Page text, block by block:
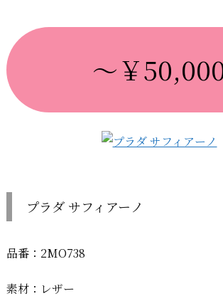
～￥
プラダ サフィアーノ
品番：2MO738
素材：レザー